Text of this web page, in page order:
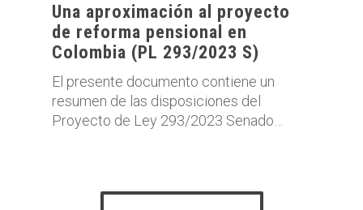
Una aproximación al proyecto
de reforma pensional en
Colombia (PL 293/2023 S)
El presente documento contiene un
resumen de las disposiciones del
Proyecto de Ley 293/2023 Senado…